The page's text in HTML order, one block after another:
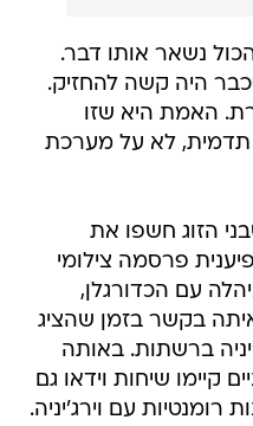
נשאר אותו דבר.
היה קשה להחזיק.
האמת היא שזו
תדמית, לא על מערכת
הזוג חשפו את
פרסמה צילומי
עם הכדורגלן,
בקשר בזמן שהציג
ברשתות. באותה
קיימו שיחות וידאו גם
עם וירג'יניה.